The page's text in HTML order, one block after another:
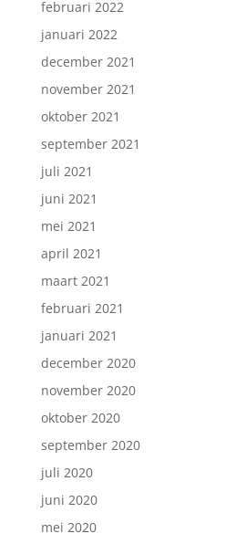
februari 2022
januari 2022
december 2021
november 2021
oktober 2021
september 2021
juli 2021
juni 2021
mei 2021
april 2021
maart 2021
februari 2021
januari 2021
december 2020
november 2020
oktober 2020
september 2020
juli 2020
juni 2020
mei 2020